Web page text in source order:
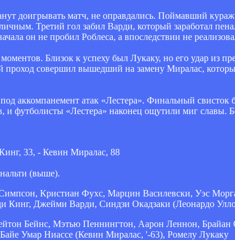
доигрывать матч, не оправдались. Поймавший
Третий гол забил Варди, который заработал
он не пробил Роблеса, а впоследствии не
Близок к успеху был Лукаку, но его удар из
проход совершил вышедший на замену Миралас,
аккомпанемент атак «Лестера». Финальный свисток
и футболисты «Лестера» наконец ощутили миг славы.
33, - Кевин Миралас, 88
(выше).
Кристиан Фухс, Марцин Василевски, Уэс
Джейми Варди, Синдзи Окадзаки (Леонардо
Бейнс, Мэтью Пеннингтон, Аарон Леннон,
Умар Ниассе (Кевин Миралас, '-63), Ромелу Лукаку